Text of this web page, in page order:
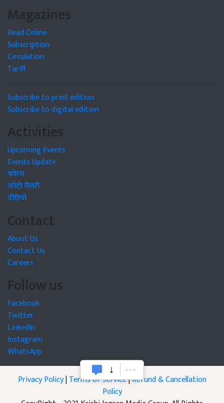
Magazines
Read Online
Subscription
Circulation
Tariff
Subscribe to print edition
Subscribe to digital edition
Activities
Upcoming Events
Events Update
फोरम
फोटो गैलरी
वीडियो
Contact
About Us
Contact Us
Careers
Follow us
Facebook
Twitter
LinkedIn
Instagram
WhatsApp
Privacy Policy|Terms of Service|Refund & Cancellation
Policy